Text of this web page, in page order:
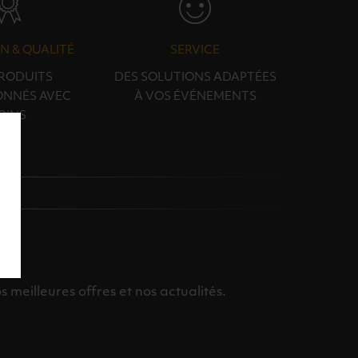
& QUALITÉ
AVEC
SERVICE
DES SOLUTIONS ADAPTÉES
À VOS ÉVÉNEMENTS
meilleures offres et nos actualités.